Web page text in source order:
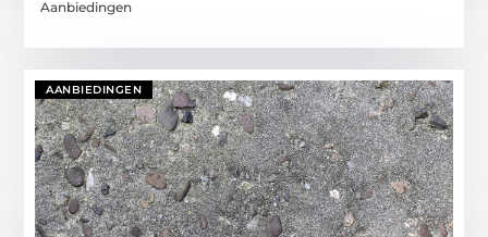
Aanbiedingen
AANBIEDINGEN